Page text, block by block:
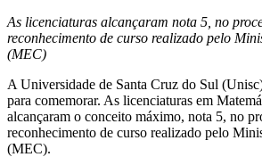
As licenciaturas alcançaram nota 5, no
reconhecimento de curso realizado pelo
(MEC)
A Universidade de Santa Cruz do Sul
para comemorar. As licenciaturas em
alcançaram o conceito máximo, nota 5, no
reconhecimento de curso realizado pelo
(MEC).